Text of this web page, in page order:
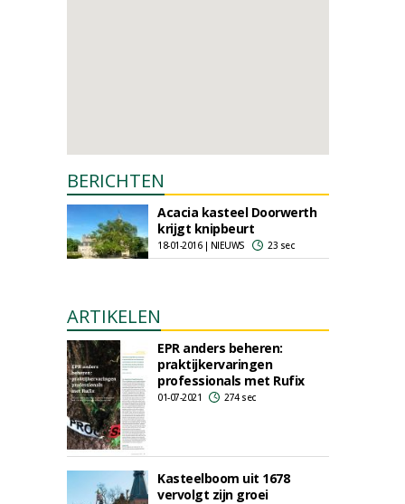
BERICHTEN
Acacia kasteel Doorwerth
krijgt knipbeurt
18-01-2016 | NIEUWS 23 sec
ARTIKELEN
EPR anders beheren:
praktijkervaringen
professionals met Rufix
01-07-2021 274 sec
Kasteelboom uit 1678
vervolgt zijn groei